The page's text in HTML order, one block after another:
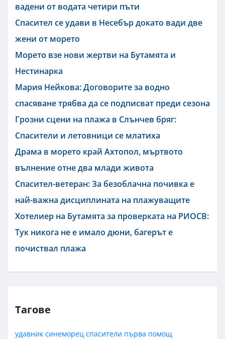
вадени от водата четири пъти
Спасител се удави в Несебър докато вади две
жени от морето
Морето взе нови жертви на Бутамята и
Нестинарка
Мария Нейкова: Договорите за водно
спасяване трябва да се подписват преди сезона
Грозни сцени на плажа в Слънчев бряг:
Спасители и летовници се млатиха
Драма в морето край Ахтопол, мъртвото
вълнение отне два млади живота
Спасител-ветеран: За безоблачна почивка е
най-важна дисциплината на плажуващите
Хотелиер на Бутамята за проверката на РИОСВ:
Тук никога не е имало дюни, багерът е
почиствал плажа
Тагове
удавник синеморец спасители първа помощ